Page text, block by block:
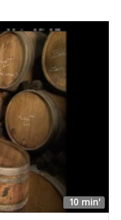
10 min'